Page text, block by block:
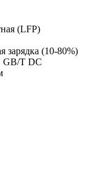
(LFP)
зарядка (10-80%)
GB/T DC